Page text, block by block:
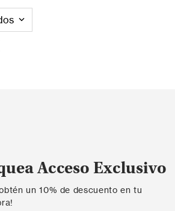
Acceso Exclusivo
un 10% de descuento en tu